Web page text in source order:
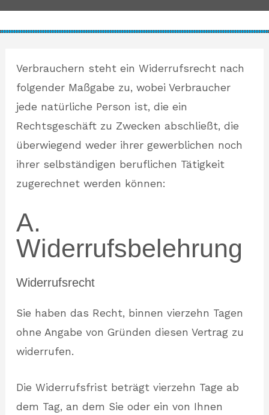
Verbrauchern steht ein Widerrufsrecht nach
folgender Maßgabe zu, wobei Verbraucher
jede natürliche Person ist, die ein
Rechtsgeschäft zu Zwecken abschließt, die
überwiegend weder ihrer gewerblichen noch
ihrer selbständigen beruflichen Tätigkeit
zugerechnet werden können:
A.
Widerrufsbelehrung
Widerrufsrecht
Sie haben das Recht, binnen vierzehn Tagen
ohne Angabe von Gründen diesen Vertrag zu
widerrufen.
Die Widerrufsfrist beträgt vierzehn Tage ab
dem Tag, an dem Sie oder ein von Ihnen